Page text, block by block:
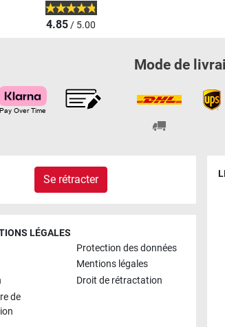
4.85/ 5.00
Mode de
Se rétracter
LÉGALES
Protection des données
Mentions légales
Droit de rétractation
de